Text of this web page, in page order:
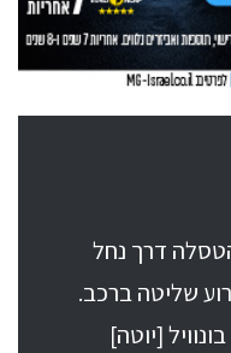
דרך נחל
שליטה ברכב.
[יוטה]